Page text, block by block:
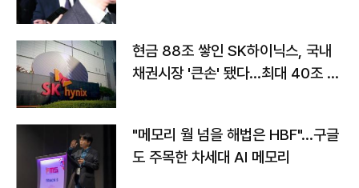
현금 88조 쌓인 SK하이닉스, 국내
채권시장 '큰손' 됐다…최대 40조 투
"메모리 월 넘을 해법은 HBF"…구글
도 주목한 차세대 AI 메모리